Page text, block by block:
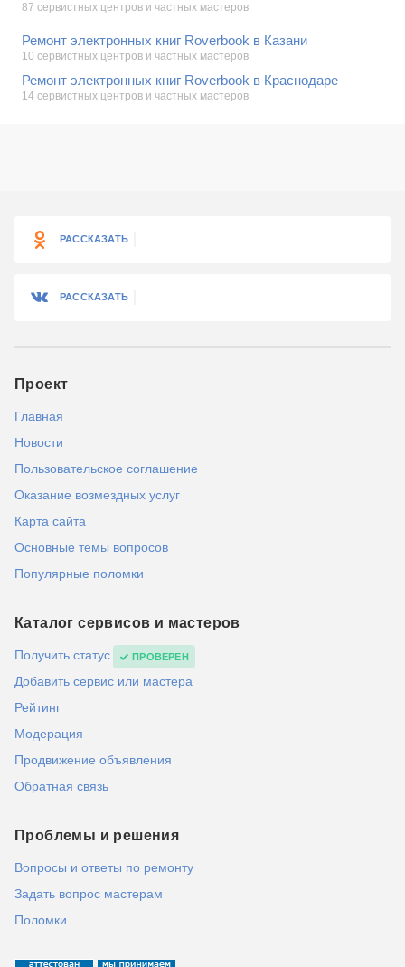
87 сервистных центров и частных мастеров
Ремонт электронных книг Roverbook в Казани
10 сервистных центров и частных мастеров
Ремонт электронных книг Roverbook в Краснодаре
14 сервистных центров и частных мастеров
РАССКАЗАТЬ
РАССКАЗАТЬ
Проект
Главная
Новости
Пользовательское соглашение
Оказание возмездных услуг
Карта сайта
Основные темы вопросов
Популярные поломки
Каталог сервисов и мастеров
Получить статус ПРОВЕРЕН
Добавить сервис или мастера
Рейтинг
Модерация
Продвижение объявления
Обратная связь
Проблемы и решения
Вопросы и ответы по ремонту
Задать вопрос мастерам
Поломки